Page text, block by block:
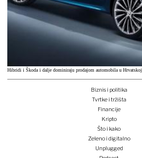
Hibridi i Škoda i dalje dominiraju prodajom automobila u Hrvatskoj
Biznis i politika
Tvrtke i tržišta
Financije
Kripto
Što i kako
Zeleno i digitalno
Unplugged